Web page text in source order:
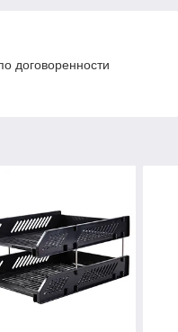
договоренности